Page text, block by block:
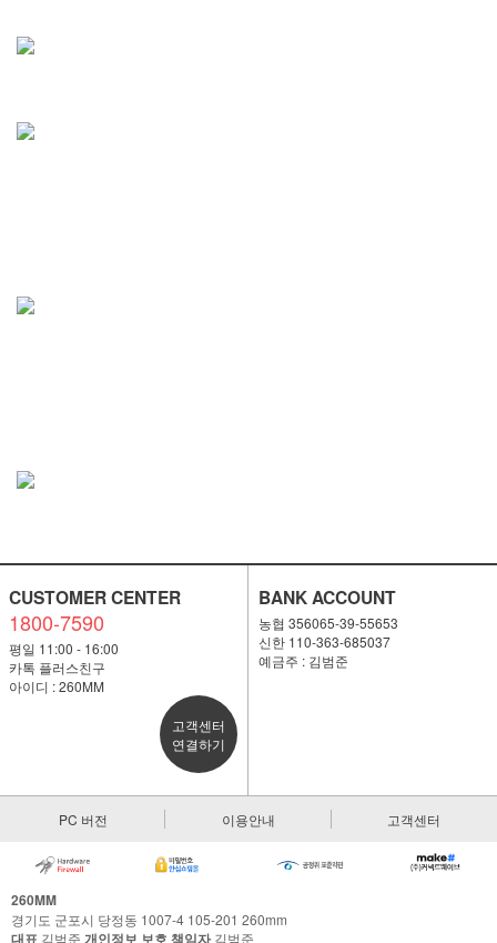
CUSTOMER CENTER
1800-7590
평일 11:00 - 16:00
카톡 플러스친구
아이디 : 260MM
고객센터
연결하기
BANK ACCOUNT
농협 356065-39-55653
신한 110-363-685037
예금주 : 김범준
PC 버전 이용안내 고객센터
260MM
경기도 군포시 당정동 1007-4 105-201 260mm
대표 김범준 개인정보 보호 책임자김범준